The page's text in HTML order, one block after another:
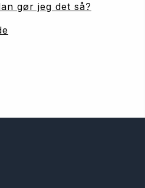
gør jeg det så?